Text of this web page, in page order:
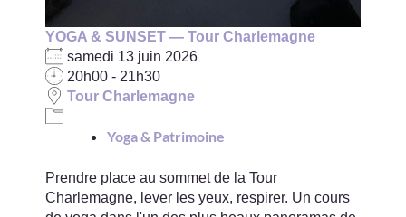
YOGA & SUNSET — Tour Charlemagne
samedi 13 juin 2026
20h00 - 21h30
Tour Charlemagne
Yoga & Patrimoine
Prendre place au sommet de la Tour
Charlemagne, lever les yeux, respirer. Un cours